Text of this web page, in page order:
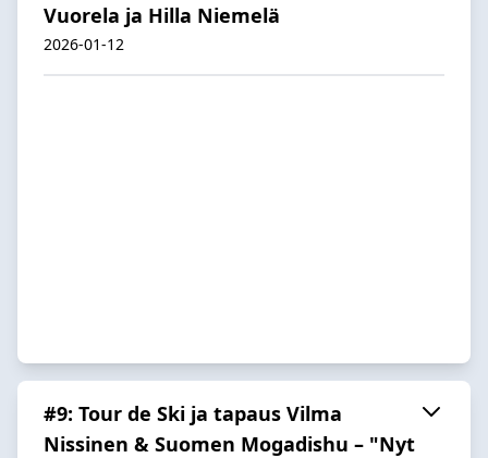
Vuorela ja Hilla Niemelä
2026-01-12
#9: Tour de Ski ja tapaus Vilma
Nissinen & Suomen Mogadishu – "Nyt